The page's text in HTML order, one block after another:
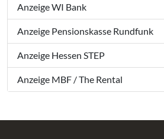
Anzeige WI Bank
Anzeige Pensionskasse Rundfunk
Anzeige Hessen STEP
Anzeige MBF / The Rental